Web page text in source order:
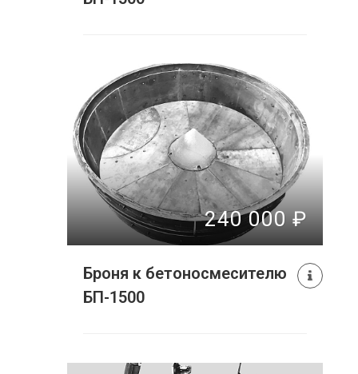
240 000 ₽
Броня к бетоносмесителю
БП-1500